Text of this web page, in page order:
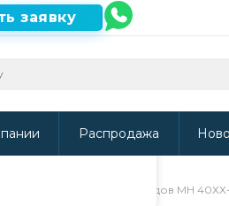
сайт, то
заявку
Распродажа
Опоры трубопроводов МН